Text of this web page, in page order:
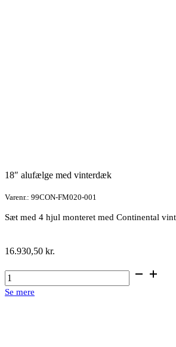
18″ alufælge med vinterdæk
Varenr.: 99CON-FM020-001
Sæt med 4 hjul monteret med Continental
16.930,50 kr.
18"
alufælge
med
Se mere